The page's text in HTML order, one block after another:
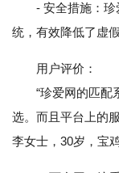
- 安全措施：珍
统，有效降低了虚
用户评价：
“珍爱网的匹配系
选。而且平台上的
李女士，30岁，宝